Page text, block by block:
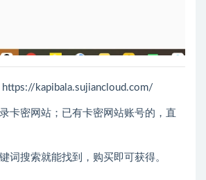
kapibala.sujiancloud.com/
卡密网站；已有卡密网站账号的，直
词搜索就能找到，购买即可获得。